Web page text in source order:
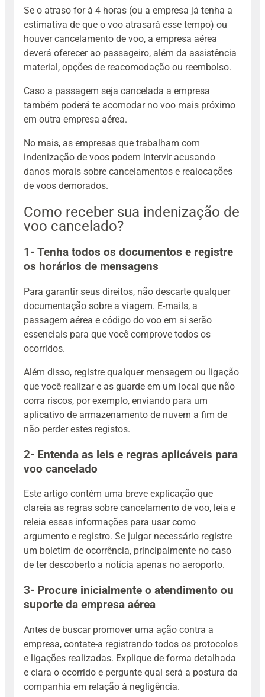
Se o atraso for à 4 horas (ou a empresa já tenha a
estimativa de que o voo atrasará esse tempo) ou
houver cancelamento de voo, a empresa aérea
deverá oferecer ao passageiro, além da assistência
material, opções de reacomodação ou reembolso.
Caso a passagem seja cancelada a empresa
também poderá te acomodar no voo mais próximo
em outra empresa aérea.
No mais, as empresas que trabalham com
indenização de voos podem intervir acusando
danos morais sobre cancelamentos e realocações
de voos demorados.
Como receber sua indenização de
voo cancelado?
1- Tenha todos os documentos e registre
os horários de mensagens
Para garantir seus direitos, não descarte qualquer
documentação sobre a viagem. E-mails, a
passagem aérea e código do voo em si serão
essenciais para que você comprove todos os
ocorridos.
Além disso, registre qualquer mensagem ou ligação
que você realizar e as guarde em um local que não
corra riscos, por exemplo, enviando para um
aplicativo de armazenamento de nuvem a fim de
não perder estes registos.
2- Entenda as leis e regras aplicáveis para
voo cancelado
Este artigo contém uma breve explicação que
clareia as regras sobre cancelamento de voo, leia e
releia essas informações para usar como
argumento e registro. Se julgar necessário registre
um boletim de ocorrência, principalmente no caso
de ter descoberto a notícia apenas no aeroporto.
3- Procure inicialmente o atendimento ou
suporte da empresa aérea
Antes de buscar promover uma ação contra a
empresa, contate-a registrando todos os protocolos
e ligações realizadas. Explique de forma detalhada
e clara o ocorrido e pergunte qual será a postura da
companhia em relação à negligência.